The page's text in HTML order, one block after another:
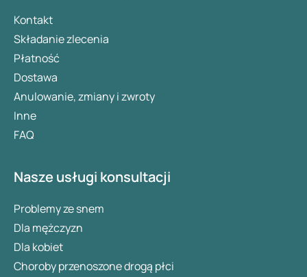
Kontakt
Składanie zlecenia
Płatność
Dostawa
Anulowanie, zmiany i zwroty
Inne
FAQ
Nasze usługi konsultacji
Problemy ze snem
Dla mężczyzn
Dla kobiet
Choroby przenoszone drogą płci